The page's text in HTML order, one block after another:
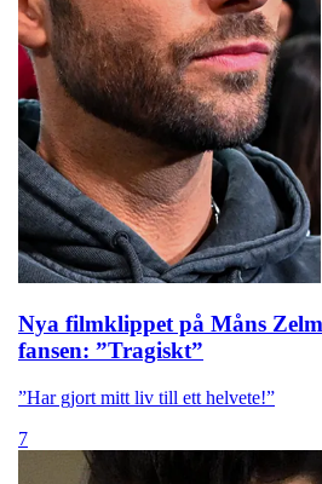
Nya filmklippet på Måns
fansen: ”Tragiskt”
”Har gjort mitt liv till ett helvete!”
7